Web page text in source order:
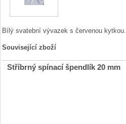
Bílý svatební vývazek s červenou kytkou.
Související zboží
Stříbrný spínací špendlík 20 mm